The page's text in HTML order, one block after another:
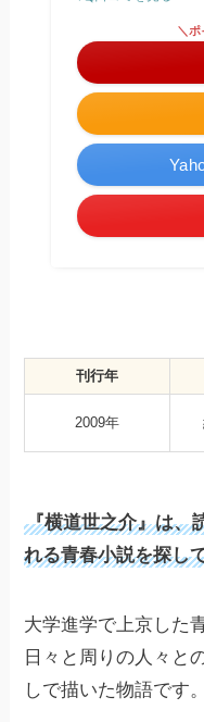
＼ポ
刊行年
2009年
『横道世之介』は、
れる青春小説を探し
大学進学で上京した
日々と周りの人々と
しで描いた物語です。